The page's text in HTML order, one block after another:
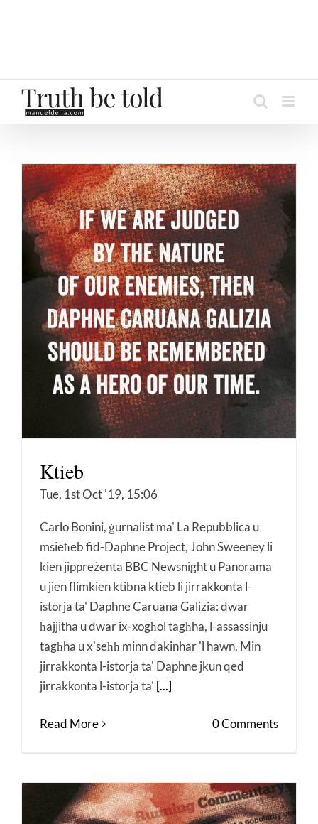
Ktieb
Tue, 1st Oct '19, 15:06
Carlo Bonini, ġurnalist ma' La Repubblica u
msieħeb fid-Daphne Project, John Sweeney li
kien jippreżenta BBC Newsnight u Panorama
u jien flimkien ktibna ktieb li jirrakkonta l-
istorja ta' Daphne Caruana Galizia: dwar
ħajjitha u dwar ix-xogħol tagħha, l-assassinju
tagħha u x'seħħ minn dakinhar 'l hawn. Min
jirrakkonta l-istorja ta' Daphne jkun qed
jirrakkonta l-istorja ta' [...]
Read More 0 Comments